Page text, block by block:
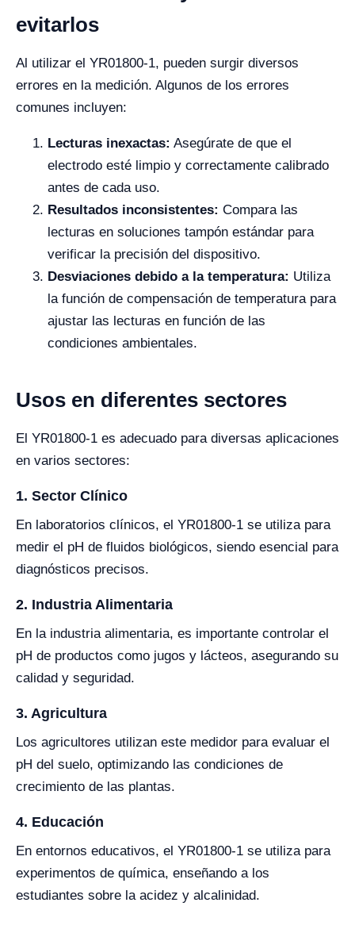
evitarlos
Al utilizar el YR01800-1, pueden surgir diversos
errores en la medición. Algunos de los errores
comunes incluyen:
Lecturas inexactas: Asegúrate de que el
electrodo esté limpio y correctamente calibrado
antes de cada uso.
Resultados inconsistentes: Compara las
lecturas en soluciones tampón estándar para
verificar la precisión del dispositivo.
Desviaciones debido a la temperatura: Utiliza
la función de compensación de temperatura para
ajustar las lecturas en función de las
condiciones ambientales.
Usos en diferentes sectores
El YR01800-1 es adecuado para diversas aplicaciones
en varios sectores:
1. Sector Clínico
En laboratorios clínicos, el YR01800-1 se utiliza para
medir el pH de fluidos biológicos, siendo esencial para
diagnósticos precisos.
2. Industria Alimentaria
En la industria alimentaria, es importante controlar el
pH de productos como jugos y lácteos, asegurando su
calidad y seguridad.
3. Agricultura
Los agricultores utilizan este medidor para evaluar el
pH del suelo, optimizando las condiciones de
crecimiento de las plantas.
4. Educación
En entornos educativos, el YR01800-1 se utiliza para
experimentos de química, enseñando a los
estudiantes sobre la acidez y alcalinidad.